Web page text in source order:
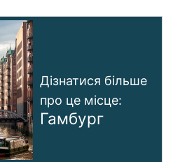
Дізнатися більше
про це місце:
Гамбург